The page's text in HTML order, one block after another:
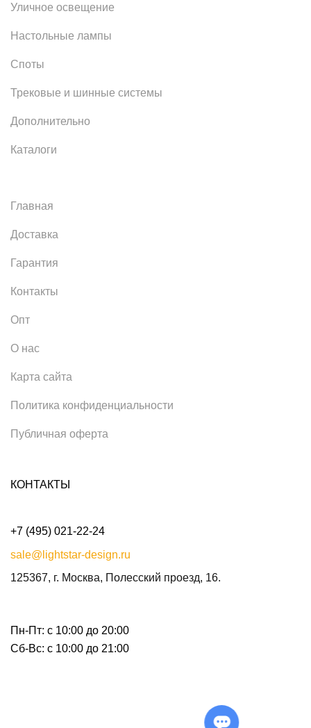
Уличное освещение
Настольные лампы
Споты
Трековые и шинные системы
Дополнительно
Каталоги
Главная
Доставка
Гарантия
Контакты
Опт
О нас
Карта сайта
Политика конфиденциальности
Публичная оферта
КОНТАКТЫ
+7 (495) 021-22-24
sale@lightstar-design.ru
125367, г. Москва, Полесский проезд, 16.
Пн-Пт: с 10:00 до 20:00
Сб-Вс: с 10:00 до 21:00